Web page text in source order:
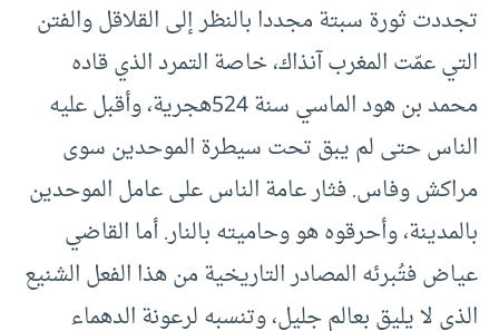
تجددت ثورة سبتة مجددا بالنظر إلى القلاقل والفتن
التي عمّت المغرب آنذاك، خاصة التمرد الذي قاده
محمد بن هود الماسي سنة 524هجرية، وأقبل عليه
الناس حتى لم يبق تحت سيطرة الموحدين سوى
مراكش وفاس. فثار عامة الناس على عامل الموحدين
بالمدينة، وأحرقوه هو وحاميته بالنار. أما القاضي
عياض فتُبرئه المصادر التاريخية من هذا الفعل الشنيع
الذي لا يليق بعالم جليل، وتنسبه لرعونة الدهماء